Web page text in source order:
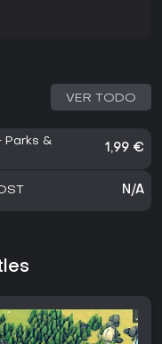
VER TODO
Parks &
1,99 €
N/A